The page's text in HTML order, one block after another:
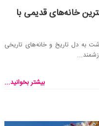
خانه‌های قدیمی با
به دل تاریخ و خانه‌های تاریخی
بیشتر بخوانید...